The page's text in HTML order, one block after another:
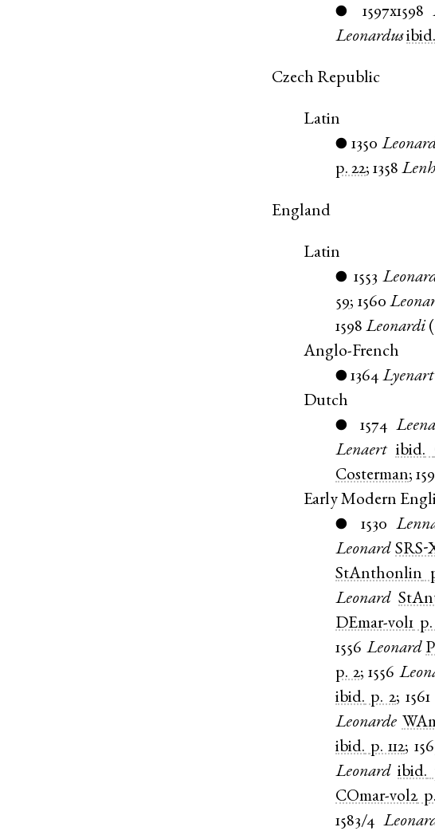
● 1597x1598
Leonardusibid.
Czech Republic
Latin
● 1350
p. 22;1358
England
Latin
● 1553
59; 1560
1598 Leonardi (
Anglo-French
● 1364 Lyenart
Dutch
● 1574
Lenaert ibid.
Costerman;
Early Modern
● 1530
Leonard
StAnthonlin
Leonard
DEmar-vol1
1556 Leonard
p. 2;1556
ibid. p. 2; 1561
Leonarde
ibid. p. 112;
Leonard ibid.
COmar-vol2
1583/4